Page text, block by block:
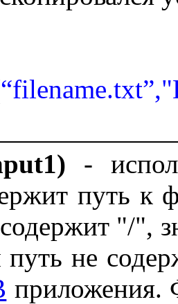
-
путь к
"/",
не